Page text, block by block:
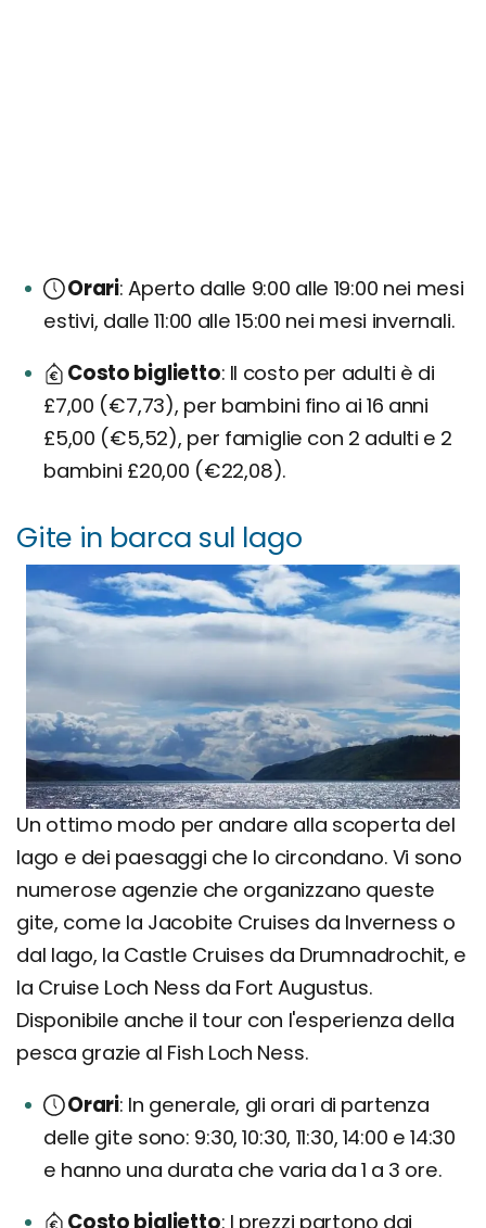
Orari Aperto dalle 9:00 alle 19:00 nei mesi
estivi, dalle 11:00 alle 15:00 nei mesi invernali.
Costo biglietto Il costo per adulti è di
£7,00 (€7,73), per bambini fino ai 16 anni
£5,00 (€5,52), per famiglie con 2 adulti e 2
bambini £20,00 (€22,08).
Gite in barca sul lago
Un ottimo modo per andare alla scoperta del
lago e dei paesaggi che lo circondano. Vi sono
numerose agenzie che organizzano queste
gite, come la Jacobite Cruises da Inverness o
dal lago, la Castle Cruises da Drumnadrochit, e
la Cruise Loch Ness da Fort Augustus.
Disponibile anche il tour con l'esperienza della
pesca grazie al Fish Loch Ness.
Orari In generale, gli orari di partenza
delle gite sono: 9:30, 10:30, 11:30, 14:00 e 14:30
e hanno una durata che varia da 1 a 3 ore.
Costo biglietto I prezzi partono dai